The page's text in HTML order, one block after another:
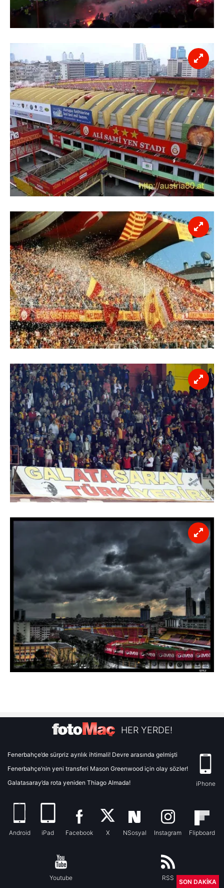
HER YERDE!
Fenerbahçe’de sürpriz ayrılık ihtimali! Devre arasında gelmişti
Fenerbahçe’nin yeni transferi Mason Greenwood için olay sözler!
Galatasaray’da rota yeniden Thiago Almada!
iPhone
Android iPad Facebook X NSosyal Instagram Flipboard
Youtube RSS
SON DAKİKA